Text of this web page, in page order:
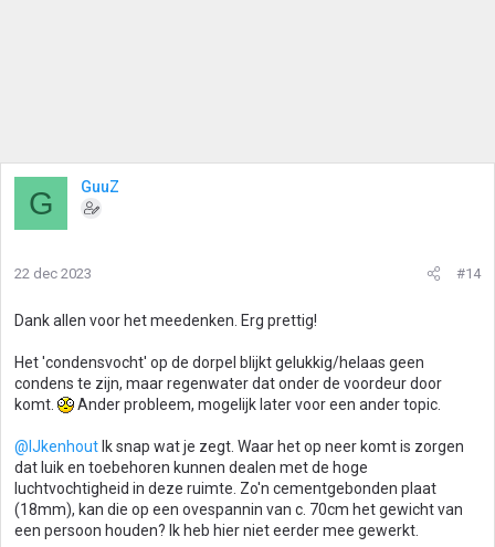
G GuuZ
22 dec 2023 #14
Dank allen voor het meedenken. Erg prettig!
Het 'condensvocht' op de dorpel blijkt gelukkig/helaas geen
condens te zijn, maar regenwater dat onder de voordeur door
komt.
Ander probleem, mogelijk later voor een ander topic.
@IJkenhout Ik snap wat je zegt. Waar het op neer komt is zorgen
dat luik en toebehoren kunnen dealen met de hoge
luchtvochtigheid in deze ruimte. Zo'n cementgebonden plaat
(18mm), kan die op een ovespannin van c. 70cm het gewicht van
een persoon houden? Ik heb hier niet eerder mee gewerkt.